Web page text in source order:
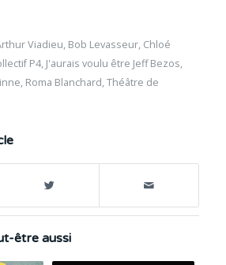
Viadieu, Bob Levasseur, Chloé
P4, J'aurais voulu être Jeff Bezos,
, Roma Blanchard,Théâtre de
être aussi